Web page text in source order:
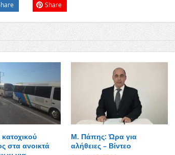
Share
στα ανοικτά
Μ. Πάπης: Ώρα για
αλήθειες – Βίντεο